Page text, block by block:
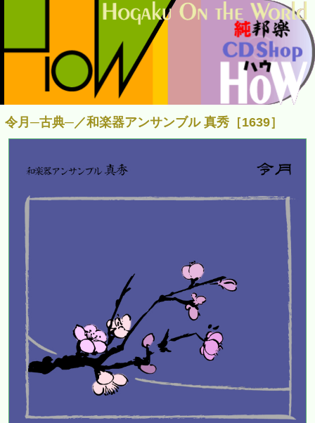
令月─古典─／和楽器アンサンブル 真秀［1639］